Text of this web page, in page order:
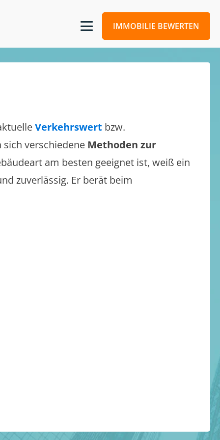
IMMOBILIE BEWERTEN
Verkehrswert bzw.
sich verschiedene Methoden zur
am besten geeignet ist, weiß ein
zuverlässig. Er berät beim